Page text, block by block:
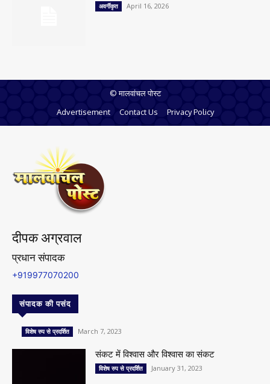
अवर्गीकृत April 16, 2026
© मालवांचल पोस्ट
Advertisement
Contact Us Privacy Policy
दीपक अग्रवाल
प्रधान संपादक
+919977070200
संपादक की पसंद
विशेष रुप से प्रदर्शित March 7, 2023
संकट में विश्वास और विश्वास का संकट
विशेष रुप से प्रदर्शित January 31, 2023